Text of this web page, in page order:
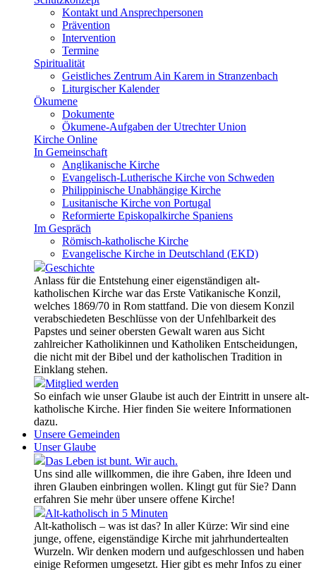
Kontakt und Ansprechpersonen
Prävention
Intervention
Termine
Spiritualität
Geistliches Zentrum Ain Karem in Stranzenbach
Liturgischer Kalender
Ökumene
Dokumente
Ökumene-Aufgaben der Utrechter Union
Kirche Online
In Gemeinschaft
Anglikanische Kirche
Evangelisch-Lutherische Kirche von Schweden
Philippinische Unabhängige Kirche
Lusitanische Kirche von Portugal
Reformierte Episkopalkirche Spaniens
Im Gespräch
Römisch-katholische Kirche
Evangelische Kirche in Deutschland (EKD)
Geschichte
Anlass für die Entstehung einer eigenständigen alt-
katholischen Kirche war das Erste Vatikanische Konzil,
welches 1869/70 in Rom stattfand. Die von diesem Konzil
verabschiedeten Beschlüsse von der Unfehlbarkeit des
Papstes und seiner obersten Gewalt waren aus Sicht
zahlreicher Katholikinnen und Katholiken Entscheidungen,
die nicht mit der Bibel und der katholischen Tradition in
Einklang stehen.
Mitglied werden
So einfach wie unser Glaube ist auch der Eintritt in unsere alt-
katholische Kirche. Hier finden Sie weitere Informationen
dazu.
Unsere Gemeinden
Unser Glaube
Das Leben ist bunt. Wir auch.
Uns sind alle willkommen, die ihre Gaben, ihre Ideen und
ihren Glauben einbringen wollen. Klingt gut für Sie? Dann
erfahren Sie mehr über unsere offene Kirche!
Alt-katholisch in 5 Minuten
Alt-katholisch – was ist das? In aller Kürze: Wir sind eine
junge, offene, eigenständige Kirche mit jahrhundertealten
Wurzeln. Wir denken modern und aufgeschlossen und haben
einige Reformen umgesetzt. Hier gibt es mehr Infos zu einer